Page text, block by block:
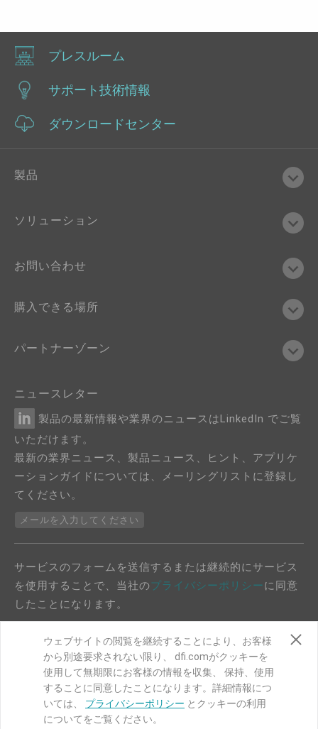
プレスルーム
サポート技術情報
ダウンロードセンター
製品
ソリューション
お問い合わせ
購入できる場所
パートナーゾーン
ニュースレター
製品の最新情報や業界のニュースはLinkedIn でご覧
いただけます。
最新の業界ニュース、製品ニュース、ヒント、アプリケ
ーションガイドについては、メーリングリストに登録し
てください。
メールを入力してください
サービスのフォームを送信するまたは継続的にサービス
を使用することで、当社のプライバシーポリシーに同意
したことになります。
COPYRIGHT©DFI2024. ALL RIGHTS RESERVED.
|プライバシーポリシー
ウェブサイトの閲覧を継続することにより、お客様
から別途要求されない限り、 dfi.comがクッキーを
使用して無期限にお客様の情報を収集、 保持、使用
することに同意したことになります。詳細情報につ
いては、 プライバシーポリシー とクッキーの利用
についてをご覧ください。